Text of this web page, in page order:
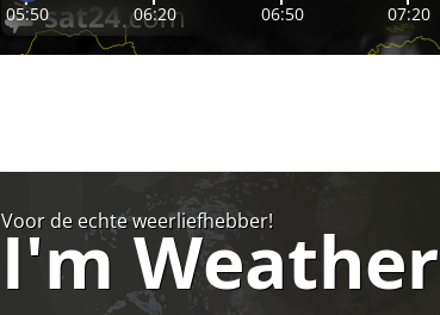
05:50 06:20 06:50 07:20
Voor de echte weerliefhebber!
I'm Weather